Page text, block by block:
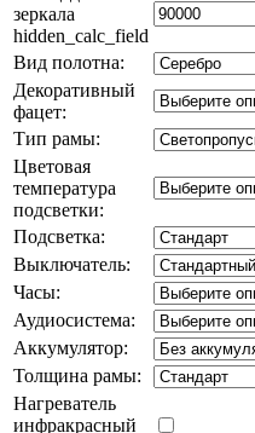
зеркала
hidden_calc_field
Вид полотна:
Декоративный
фацет:
Тип рамы:
Цветовая
температура
подсветки:
Подсветка:
Выключатель:
Часы:
Аудиосистема:
Аккумулятор:
Толщина рамы:
Нагреватель
инфракрасный